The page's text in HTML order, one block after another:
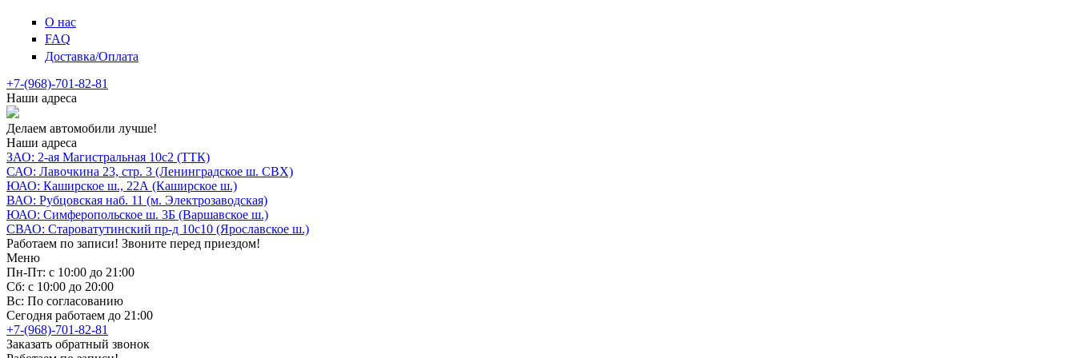
О нас
FAQ
Доставка/Оплата
+7-(968)-701-82-81
Наши адреса
Делаем автомобили лучше!
Наши адреса
ЗАО: 2-ая Магистральная 10с2 (ТТК)
САО: Лавочкина 23, стр. 3 (Ленинградское ш. СВХ)
ЮАО: Каширское ш., 22А (Каширское ш.)
ВАО: Рубцовская наб. 11 (м. Электрозаводская)
ЮАО: Симферопольское ш. 3Б (Варшавское ш.)
СВАО: Староватутинский пр-д 10с10 (Ярославское ш.)
Работаем по записи! Звоните перед приездом!
Меню
Пн-Пт: с 10:00 до 21:00
Сб: с 10:00 до 20:00
Вс: По согласованию
Сегодня работаем до 21:00
+7-(968)-701-82-81
Заказать обратный звонок